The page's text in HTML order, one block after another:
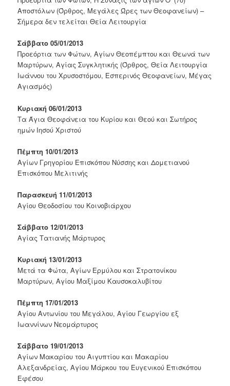
Αποστόλων (Όρθρος, Μεγάλες Ώρες των Θεοφανείων) –
Σήμερα δεν τελείται Θεία Λειτουργία
Σάββατο 05/01/2013
Προεόρτια των Φώτων, Αγίων Θεοπέμπτου και Θεωνά των
Μαρτύρων, Αγίας Συγκλητικής (Όρθρος, Θεία Λειτουργία
Ιωάννου του Χρυσοστόμου, Εσπερινός Θεοφανείων, Μέγας
Αγιασμός)
Κυριακή 06/01/2013
Τα Άγια Θεοφάνεια του Κυρίου και Θεού και Σωτήρος
ημών Ιησού Χριστού
Πέμπτη 10/01/2013
Αγίων Γρηγορίου Επισκόπου Νύσσης και Δομετιανού
Επισκόπου Μελιτινής
Παρασκευή 11/01/2013
Αγίου Θεοδοσίου του Κοινοβιάρχου
Σάββατο 12/01/2013
Αγίας Τατιανής Μάρτυρος
Κυριακή 13/01/2013
Μετά τα Φώτα, Αγίων Ερμύλου και Στρατονίκου
Μαρτύρων, Αγίου Μαξίμου Καυσοκαλυβίτου
Πέμπτη 17/01/2013
Αγίου Αντωνίου του Μεγάλου, Αγίου Γεωργίου εξ
Ιωαννίνων Νεομάρτυρος
Σάββατο 19/01/2013
Αγίων Μακαρίου του Αιγυπτίου και Μακαρίου
Αλεξανδρείας, Αγίου Μάρκου του Ευγενικού Επισκόπου
Εφέσου